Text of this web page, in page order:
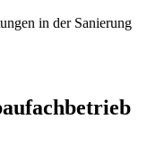
in der Sanierung